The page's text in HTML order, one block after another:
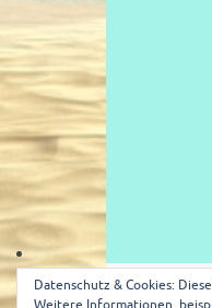
Impressum
Datenschutz & Cookies: